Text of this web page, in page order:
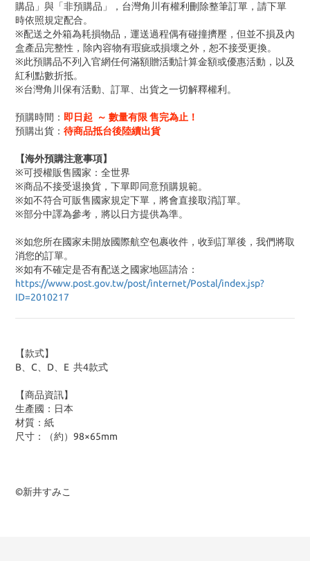
購品」與「非預購品」，台灣角川有權利刪除整筆訂單，請下單
時依照規定配合。
※配送之外箱為耗損物品，運送過程偶有碰撞擠壓，但並不損及內
盒產品完整性，除內容物有瑕疵或損壞之外，恕不接受更換。
※此預購品不列入官網任何滿額贈活動計算金額或優惠活動，以及
紅利點數折抵。
※台灣角川保有活動、訂單、出貨之一切解釋權利。
預購時間： 即日起 ～ 數量有限 售完為止！
預購出貨： 待商品抵台後陸續出貨
【海外預購注意事項】
※可授權販售國家：全世界
※商品不接受退換貨，下單即同意預購規範。
※如不符合可販售國家規定下單，將會直接取消訂單。
※部分中譯為參考，將以日方提供為準。
※如您所在國家未開放國際航空包裹收件，收到訂單後，我們將取
消您的訂單。
※如有不確定是否有配送之國家地區請洽：
https://www.post.gov.tw/post/internet/Postal/index.jsp?
ID=2010217
【款式】
B、C、D、E 共4款式
【商品資訊】
生產國：日本
材質：紙
尺寸：（約）98×65mm
©新井すみこ